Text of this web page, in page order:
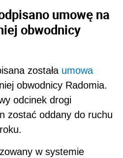
umowę na
obwodnicy
została umowa
obwodnicy Radomia.
odcinek drogi
zostać oddany do ruchu
w systemie